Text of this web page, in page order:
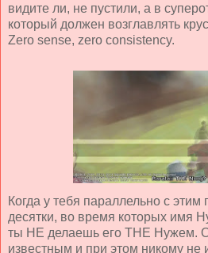
видите ли, не пустили, а в
который должен возглавлять
Zero sense, zero consistency.
Когда у тебя параллельно с этим
десятки, во время которых имя
ты НЕ делаешь его THE Нужем.
известным и при этом никому не